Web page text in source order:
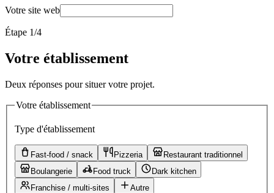
Votre site web
Étape 1/4
Votre établissement
Deux réponses pour situer votre projet.
Votre établissement
Type d'établissement
Fast-food / snack Pizzeria
Restaurant traditionnel
Boulangerie
Food truck
Dark kitchen
Franchise / multi-sites
Autre